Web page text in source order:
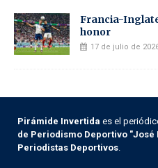
Francia-
honor
17 de julio de
Pirámide Invertida es el
de Periodismo Deportivo "José
Periodistas Deportivos